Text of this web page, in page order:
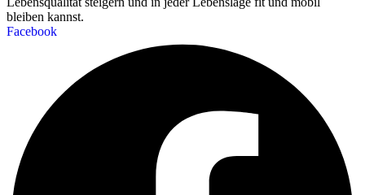
bleiben kannst.
Facebook